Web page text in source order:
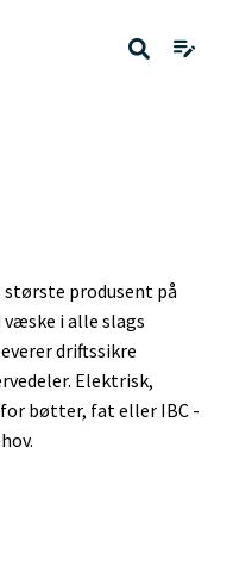
produsent på
i alle slags
driftssikre
Elektrisk,
bøtter, fat eller IBC -